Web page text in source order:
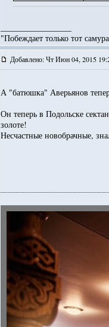
"Побеждает только тот
Добавлено: Чт Июн 04, 2015
А "батюшка" Аверьянов
Он теперь в Подольске
золоте!
Несчастные новобрачные,